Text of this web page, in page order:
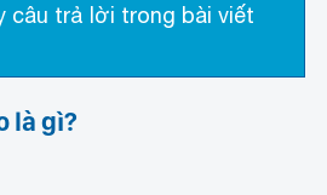
câu trả lời trong bài viết
là gì?